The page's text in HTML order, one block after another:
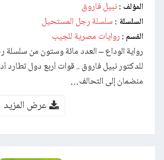
المؤلف : نبيل فاروق
السلسلة : سلسلة رجل المستحيل
القسم : روايات مصرية للجيب
للدكتور نبيل فاروق .. قوات أربع دول تطارد
منضمان إلى التحالف…
عرض المزيد